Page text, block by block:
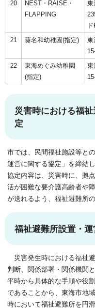
20
NEST・RAISE・
FLAPPING
東
21 葵名和幼稚園(指定)
東
22
東海めぐみ幼稚園
(指定)
東
災害時における福
定
市では、民間福祉施設等と
運営に関する協定」を締結し
協定内容は、災害時に、拠
活が困難な要介護高齢者や
が送れるよう、福祉避難所
福祉避難所設置・
災害発生時における福祉
判断、関係部署・関係機関
平時から具体的な手順や役
であることから、東海市地
時において福祉避難所を円